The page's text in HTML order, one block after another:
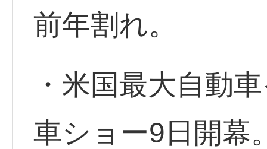
前年割れ。
・米国最大自動
車ショー9日開幕